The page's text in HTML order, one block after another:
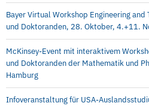
Bayer Virtual Workshop Engineering
und Doktoranden, 28. Oktober, 4.+11.
McKinsey-Event mit interaktivem
und Doktoranden der Mathematik und
Hamburg
Infoveranstaltung für USA-